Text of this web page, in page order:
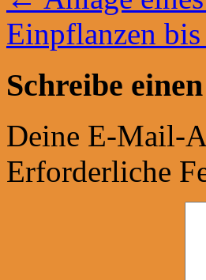
Einpflanzen
Schreibe
Deine E-Mail-
Erforderliche